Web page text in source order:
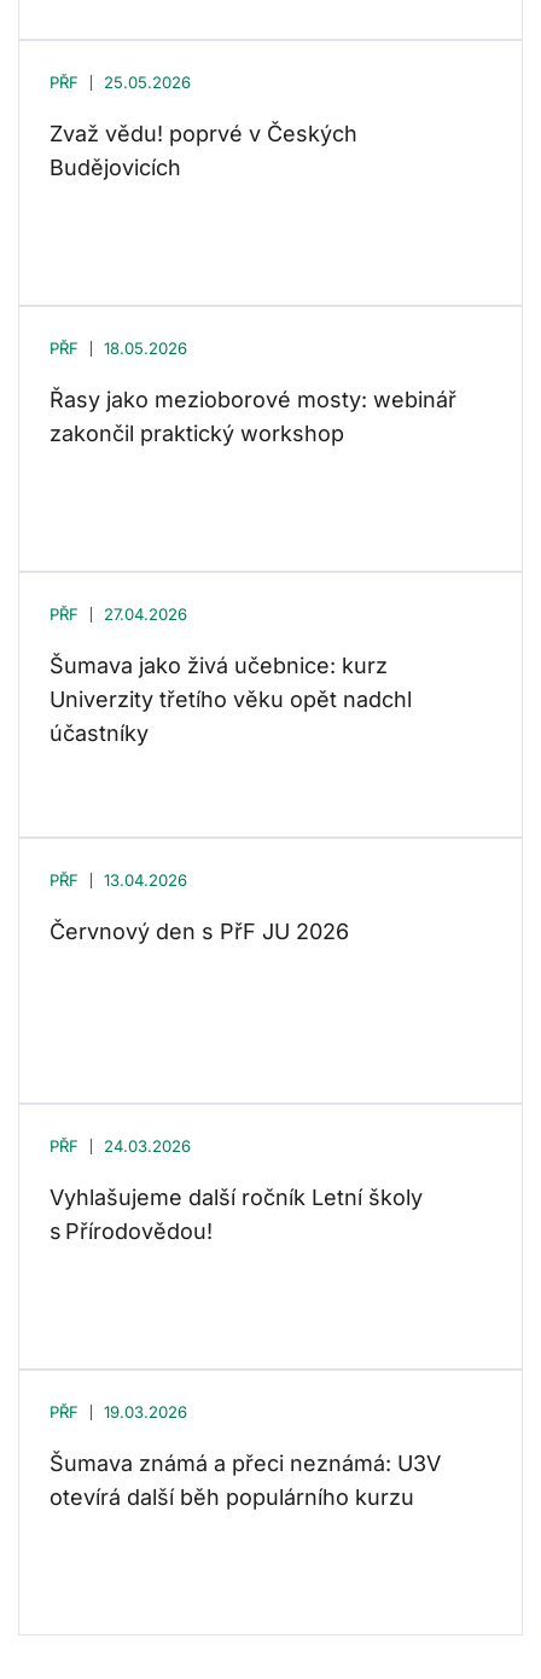
PŘF 25.05.2026
Zvaž vědu! poprvé v Českých
Budějovicích
PŘF 18.05.2026
Řasy jako mezioborové mosty: webinář
zakončil praktický workshop
PŘF 27.04.2026
Šumava jako živá učebnice: kurz
Univerzity třetího věku opět nadchl
účastníky
PŘF 13.04.2026
Červnový den s PřF JU 2026
PŘF 24.03.2026
Vyhlašujeme další ročník Letní školy
s Přírodovědou!
PŘF 19.03.2026
Šumava známá a přeci neznámá: U3V
otevírá další běh populárního kurzu